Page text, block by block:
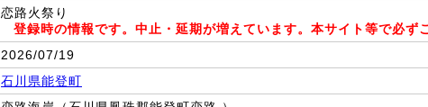
恋路火祭り
登録時の情報です。中止・延期が増えています。本サイト等で必ず
2026/07/19
石川県能登町